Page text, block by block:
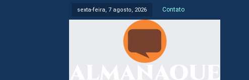
sexta-feira, 7 agosto, 2026 Contato